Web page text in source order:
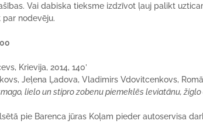
Vai dabiska tieksme izdzīvot ļauj palikt
nodevēju.
Krievija, 2014, 140’
Jeļena Ļadova, Vladimirs Vdovitcenkovs,
lielo un stipro zobenu piemeklēs leviatānu,
pie Barenca jūras Koļam pieder autoservisa